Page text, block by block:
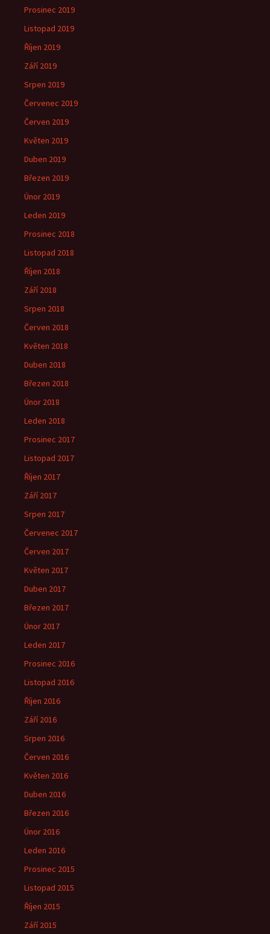
Prosinec 2019
Listopad 2019
Říjen 2019
Září 2019
Srpen 2019
Červenec 2019
Červen 2019
Květen 2019
Duben 2019
Březen 2019
Únor 2019
Leden 2019
Prosinec 2018
Listopad 2018
Říjen 2018
Září 2018
Srpen 2018
Červen 2018
Květen 2018
Duben 2018
Březen 2018
Únor 2018
Leden 2018
Prosinec 2017
Listopad 2017
Říjen 2017
Září 2017
Srpen 2017
Červenec 2017
Červen 2017
Květen 2017
Duben 2017
Březen 2017
Únor 2017
Leden 2017
Prosinec 2016
Listopad 2016
Říjen 2016
Září 2016
Srpen 2016
Červen 2016
Květen 2016
Duben 2016
Březen 2016
Únor 2016
Leden 2016
Prosinec 2015
Listopad 2015
Říjen 2015
Září 2015